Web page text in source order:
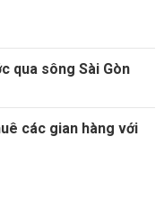
qua sông Sài Gòn
các gian hàng với